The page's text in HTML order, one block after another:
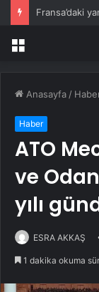
Fransa’daki
Menü
Anasayfa /
Haber
ATO
ve
yılı
ESRA AKKAŞ
1 dakika okuma